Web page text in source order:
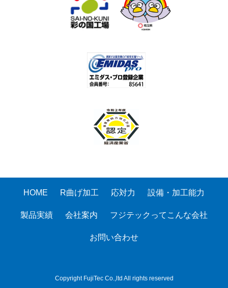
HOME R曲げ加工 応対力 設備・加工能力
製品実績 会社案内 フジテックってこんな会社
お問い合わせ
Copyright FujiTec Co.,ltd All rights reserved